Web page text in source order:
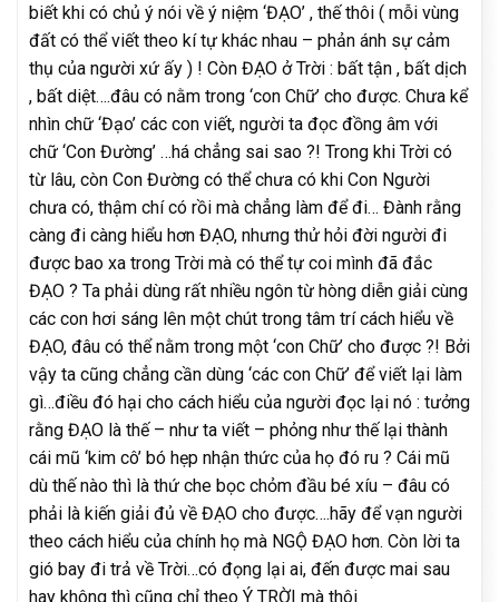
biết khi có chủ ý nói về ý niệm ‘ĐẠO’ , thế thôi ( mỗi vùng
đất có thể viết theo kí tự khác nhau – phản ánh sự cảm
thụ của người xứ ấy ) ! Còn ĐẠO ở Trời : bất tận , bất dịch
, bất diệt….đâu có nằm trong ‘con Chữ’ cho được. Chưa kể
nhìn chữ ‘Đạo’ các con viết, người ta đọc đồng âm với
chữ ‘Con Đường’ …há chẳng sai sao ?! Trong khi Trời có
từ lâu, còn Con Đường có thể chưa có khi Con Người
chưa có, thậm chí có rồi mà chẳng làm để đi… Đành rằng
càng đi càng hiểu hơn ĐẠO, nhưng thử hỏi đời người đi
được bao xa trong Trời mà có thể tự coi mình đã đắc
ĐẠO ? Ta phải dùng rất nhiều ngôn từ hòng diễn giải cùng
các con hơi sáng lên một chút trong tâm trí cách hiểu về
ĐẠO, đâu có thể nằm trong một ‘con Chữ’ cho được ?! Bởi
vậy ta cũng chẳng cần dùng ‘các con Chữ’ để viết lại làm
gì…điều đó hại cho cách hiểu của người đọc lại nó : tưởng
rằng ĐẠO là thế – như ta viết – phỏng như thế lại thành
cái mũ ‘kim cô’ bó hẹp nhận thức của họ đó ru ? Cái mũ
dù thế nào thì là thứ che bọc chỏm đầu bé xíu – đâu có
phải là kiến giải đủ về ĐẠO cho được….hãy để vạn người
theo cách hiểu của chính họ mà NGỘ ĐẠO hơn. Còn lời ta
gió bay đi trả về Trời…có đọng lại ai, đến được mai sau
hay không thì cũng chỉ theo Ý TRỜI mà thôi